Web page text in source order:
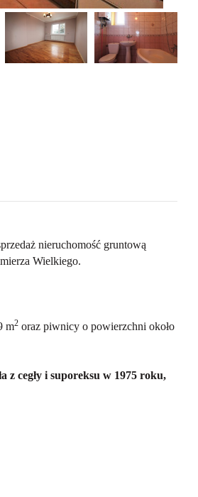
nieruchomość gruntową
Wielkiego.
m2 oraz piwnicy o powierzchni około
z cegły i suporeksu w 1975 roku,